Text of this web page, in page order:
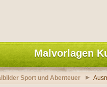
Malvorlagen
Sport und Abenteuer